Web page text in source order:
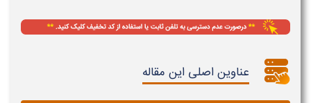
عناوین اصلی این مقاله